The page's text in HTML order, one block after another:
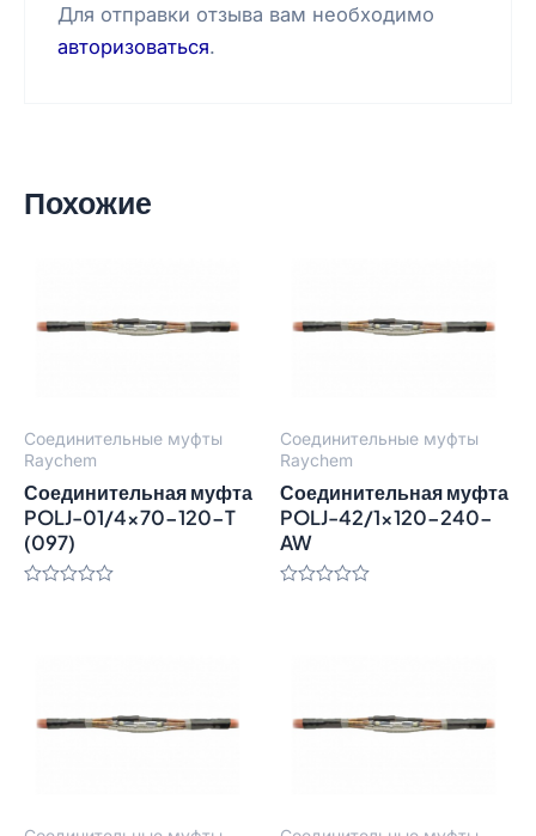
Для отправки отзыва вам необходимо
авторизоваться.
Похожие
Соединительные муфты
Raychem
Соединительная муфта
POLJ-01/4×70-120-T
(097)
Соединительные муфты
Raychem
Соединительная муфта
POLJ-42/1×120-240-
AW